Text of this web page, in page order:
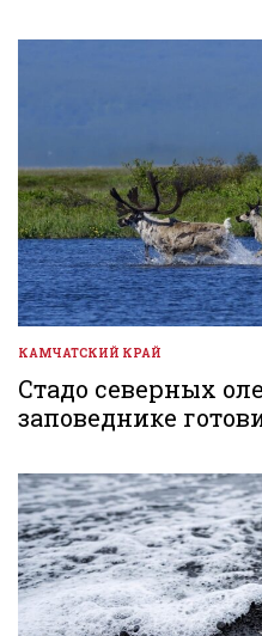
ОПУБЛИКОВАНО
В
КАМЧАТСКИЙ КРАЙ
Стадо северных
заповеднике